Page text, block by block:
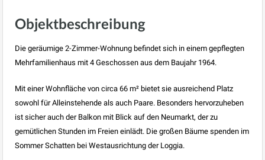
Objektbeschreibung
Die geräumige 2-Zimmer-Wohnung befindet sich in einem gepflegten
Mehrfamilienhaus mit 4 Geschossen aus dem Baujahr 1964.
Mit einer Wohnfläche von circa 66 m² bietet sie ausreichend Platz
sowohl für Alleinstehende als auch Paare. Besonders hervorzuheben
ist sicher auch der Balkon mit Blick auf den Neumarkt, der zu
gemütlichen Stunden im Freien einlädt. Die großen Bäume spenden im
Sommer Schatten bei Westausrichtung der Loggia.